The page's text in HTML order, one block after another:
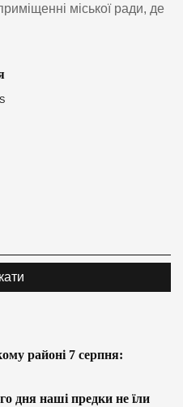
міської ради, де
районі 7 серпня:
дня наші предки не їли